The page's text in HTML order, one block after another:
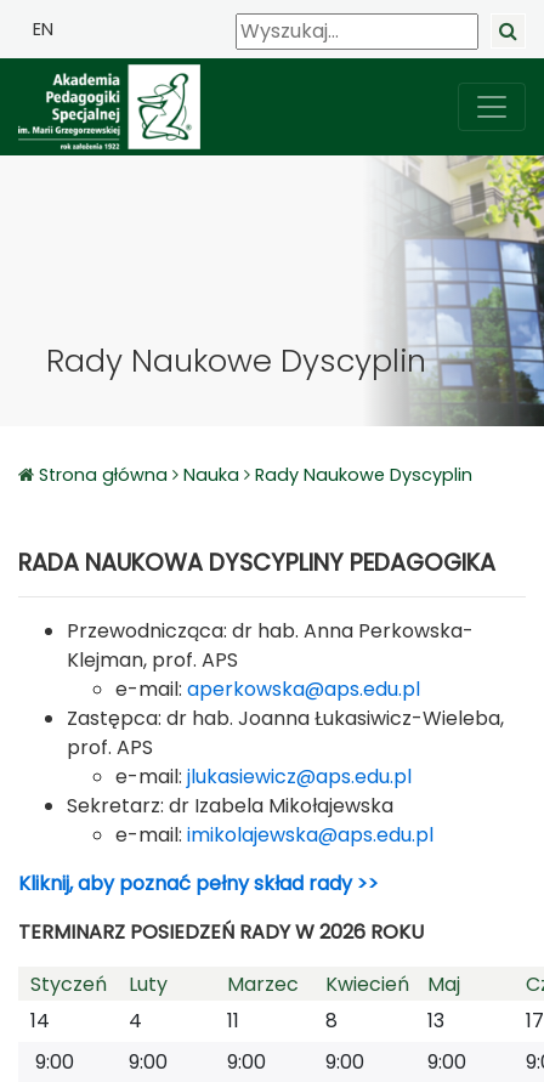
EN
Rady Naukowe Dyscyplin
Strona główna Nauka Rady Naukowe Dyscyplin
RADA NAUKOWA DYSCYPLINY PEDAGOGIKA
Przewodnicząca: dr hab. Anna Perkowska-
Klejman, prof. APS
e-mail: aperkowska@aps.edu.pl
Zastępca: dr hab. Joanna Łukasiwicz-Wieleba,
prof. APS
e-mail: jlukasiewicz@aps.edu.pl
Sekretarz: dr Izabela Mikołajewska
e-mail: imikolajewska@aps.edu.pl
Kliknij, aby poznać pełny skład rady >>
TERMINARZ POSIEDZEŃ RADY W 2026 ROKU
Styczeń
Luty Marzec Kwiecień Maj
14
4 11 8 13
17
9:00
9:00
9:00
9:00
9:00